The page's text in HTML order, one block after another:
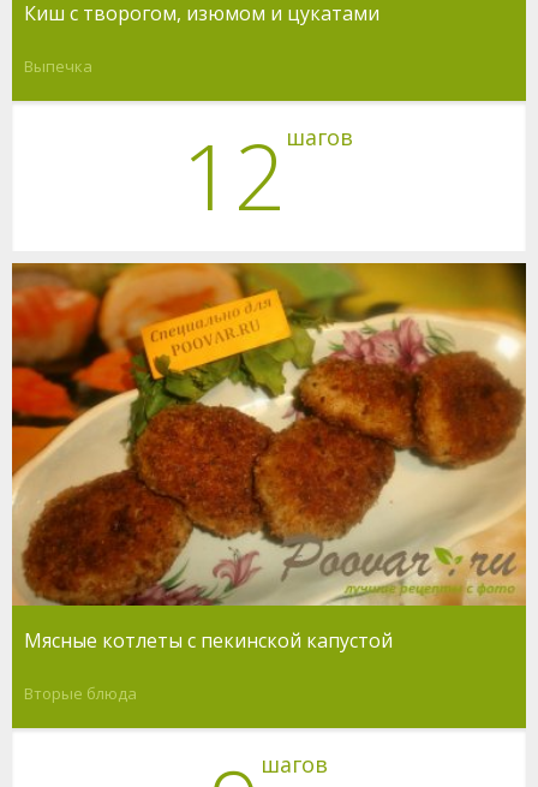
Киш с творогом, изюмом и цукатами
Выпечка
12 шагов
Мясные котлеты с пекинской капустой
Вторые блюда
шагов